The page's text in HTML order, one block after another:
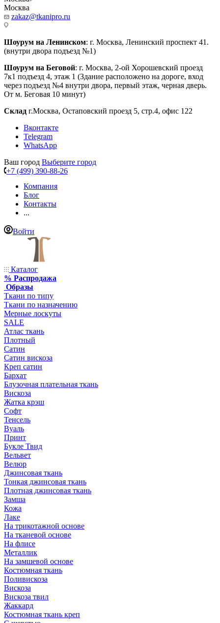
Москва
zakaz@tkanipro.ru
Шоурум на Ленинском: г. Москва, Ленинский проспект 41.
(внутри двора подъезд №1)
Шоурум на Беговой: г. Москва, 2-ой Хорошевский проезд
7к1 подъезд 4, этаж 1 (Здание расположено на дороге, вход
через подъезд №4 внутри двора, первый этаж, черная дверь.
От м. Беговая 10 минут)
Склад г.Москва, Остаповский проезд 5, стр.4, офис 122
Вконтакте
Telegram
WhatsApp
Ваш город Выберите город
+7 (499) 390-88-26
Компания
Блог
Контакты
...
Войти
Каталог
% Распродажа
Образы
Ткани по типу
Ткани по назначению
Мерные лоскуты
SALE
Атлас ткань
Плотный
Сатин
Сатин вискоза
Креп сатин
Бархат
Блузочная плательная ткань
Вискоза
Жатка крэш
Софт
Тенсель
Вуаль
Принт
Букле Твид
Вельвет
Велюр
Джинсовая ткань
Тонкая джинсовая ткань
Плотная джинсовая ткань
Замша
Кожа
Лаке
На трикотажной основе
На тканевой основе
На флисе
Металлик
На замшевой основе
Костюмная ткань
Поливискоза
Вискоза
Вискоза твил
Жаккард
Костюмная ткань креп